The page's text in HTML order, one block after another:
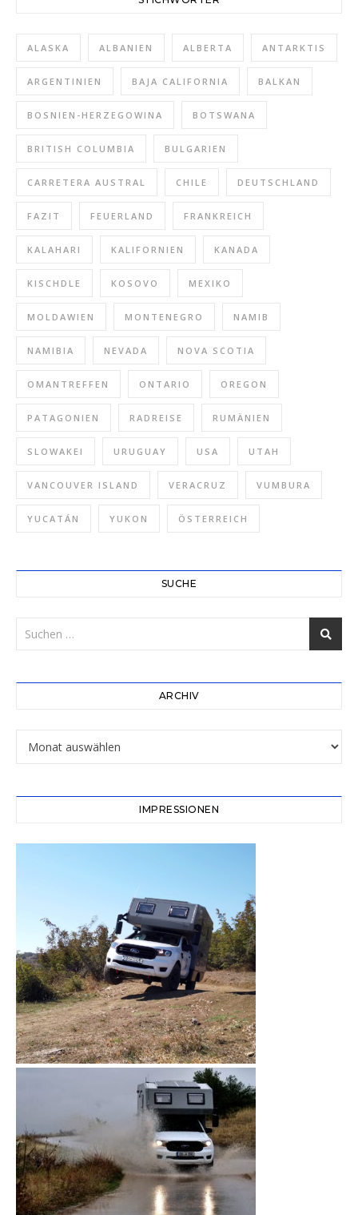
ALASKA ALBANIEN ALBERTA ANTARKTIS
ARGENTINIEN BAJA CALIFORNIA BALKAN
BOSNIEN-HERZEGOWINA BOTSWANA
BRITISH COLUMBIA BULGARIEN
CARRETERA AUSTRAL CHILE DEUTSCHLAND
FAZIT FEUERLAND FRANKREICH
KALAHARI KALIFORNIEN KANADA
KISCHDLE KOSOVO MEXIKO
MOLDAWIEN MONTENEGRO NAMIB
NAMIBIA NEVADA NOVA SCOTIA
OMANTREFFEN ONTARIO OREGON
PATAGONIEN RADREISE RUMÄNIEN
SLOWAKEI URUGUAY USA UTAH
VANCOUVER ISLAND VERACRUZ VUMBURA
YUCATÁN YUKON ÖSTERREICH
SUCHE
ARCHIV
IMPRESSIONEN